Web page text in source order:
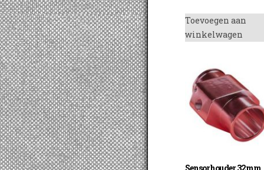
Toevoegen aan
winkelwagen